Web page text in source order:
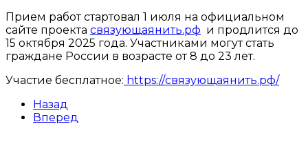
Прием работ стартовал 1 июля на официальном
сайте проекта связующаянить.рф и продлится до
15 октября 2025 года. Участниками могут стать
граждане России в возрасте от 8 до 23 лет.
Участие бесплатное: https://связующаянить.рф/
Назад
Вперед